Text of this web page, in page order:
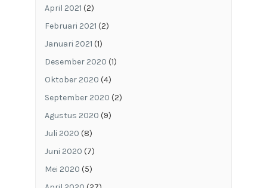
April 2021 (2)
Februari 2021 (2)
Januari 2021 (1)
Desember 2020 (1)
Oktober 2020 (4)
September 2020 (2)
Agustus 2020 (9)
Juli 2020 (8)
Juni 2020 (7)
Mei 2020 (5)